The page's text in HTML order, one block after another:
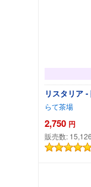
リスタリア
らて茶場
2,750 円
販売数: 15,126